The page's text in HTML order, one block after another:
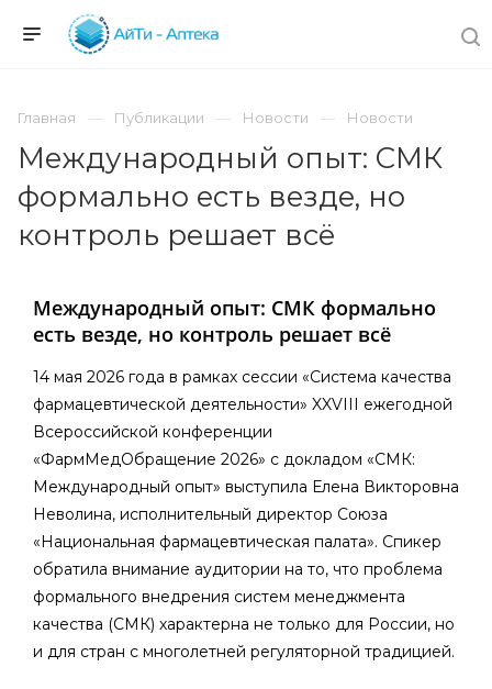
Главная Публикации Новости Новости
Международный опыт: СМК
формально есть везде, но
контроль решает всё
Международный опыт: СМК формально
есть везде, но контроль решает всё
14 мая 2026 года в рамках сессии «Система качества
фармацевтической деятельности» XXVIII ежегодной
Всероссийской конференции
«ФармМедОбращение 2026» с докладом «СМК:
Международный опыт» выступила Елена Викторовна
Неволина, исполнительный директор Союза
«Национальная фармацевтическая палата». Спикер
обратила внимание аудитории на то, что проблема
формального внедрения систем менеджмента
качества (СМК) характерна не только для России, но
и для стран с многолетней регуляторной традицией.